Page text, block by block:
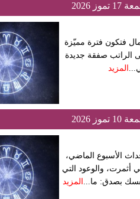
فتكون فترة مميّزة
الراتب صفقة جديدة
المزيد
الأسبوع الماضي،
أثمرت، والوعود التي
بصدق: ما... المزيد